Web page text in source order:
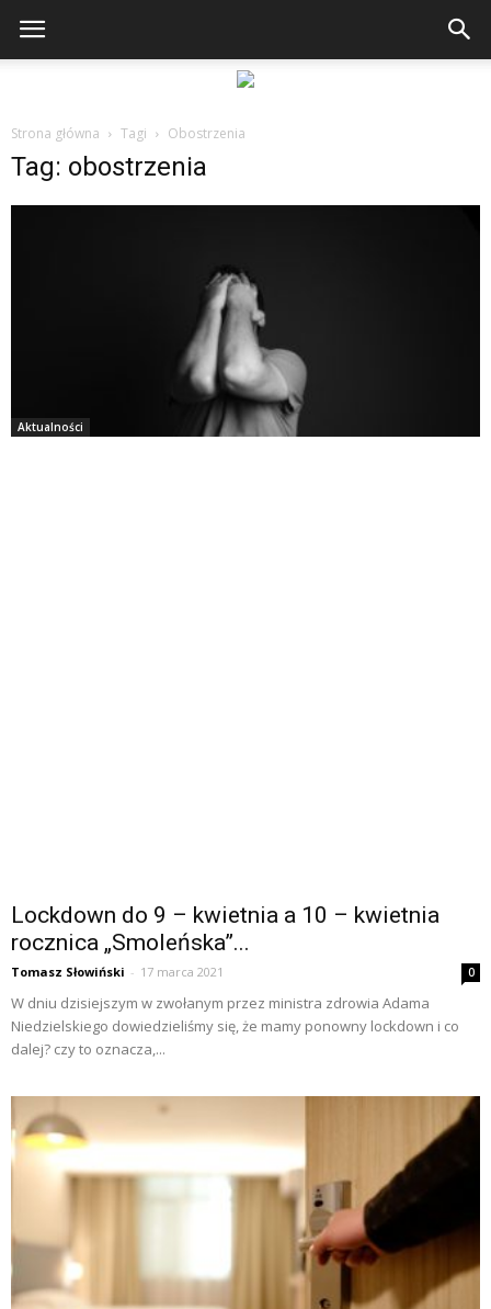
Strona główna Tagi Obostrzenia
Tag: obostrzenia
Aktualności
Lockdown do 9 – kwietnia a 10 – kwietnia
rocznica „Smoleńska”...
Tomasz Słowiński - 17 marca 2021 0
W dniu dzisiejszym w zwołanym przez ministra zdrowia Adama
Niedzielskiego dowiedzieliśmy się, że mamy ponowny lockdown i co
dalej? czy to oznacza,...